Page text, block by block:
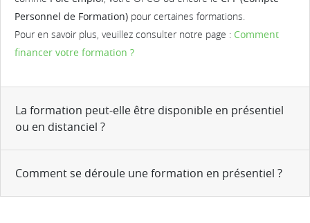
Personnel de Formation) pour certaines formations.
Pour en savoir plus, veuillez consulter notre page : Comment
financer votre formation ?
La formation peut-elle être disponible en présentiel
ou en distanciel ?
Comment se déroule une formation en présentiel ?